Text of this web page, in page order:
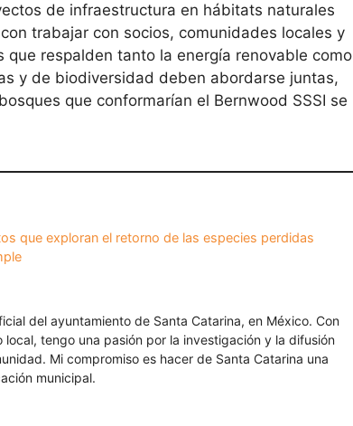
de infraestructura en hábitats naturales
trabajar con socios, comunidades locales y
respalden tanto la energía renovable como
y de biodiversidad deben abordarse juntas,
que conformarían el Bernwood SSSI se
que exploran el retorno de las especies perdidas
del ayuntamiento de Santa Catarina, en México. Con
tengo una pasión por la investigación y la difusión
Mi compromiso es hacer de Santa Catarina una
municipal.